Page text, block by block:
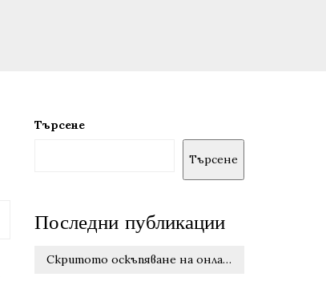
Търсене
Търсене
Последни публикации
Скритото оскъпяване на онлайн удобството